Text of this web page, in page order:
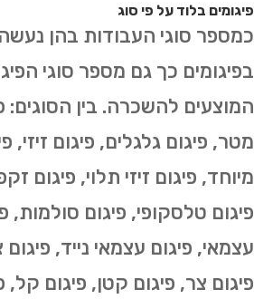
פיגומים בלוד על פי סוג
כמספר סוגי העבודות בהן
בפיגומים כך גם מספר סוגי
מטר, פיגום גלגלים, פיגום זיזי,
מיוחד, פיגום זיזי תלוי, פיגום
פיגום טלסקופי, פיגום סולמות,
עצמאי, פיגום עצמאי נייד, פיגום
פיגום צר, פיגום קטן, פיגום קל,